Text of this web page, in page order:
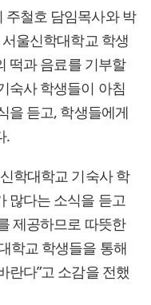
주철호 담임목사와 박
울신학대학교 학생
떡과 음료를 기부할
숙사 학생들이 아침
을 듣고, 학생들에게
.
학대학교 기숙사 학
많다는 소식을 듣고
제공하므로 따뜻한
학교 학생들을 통해
란다”고 소감을 전했